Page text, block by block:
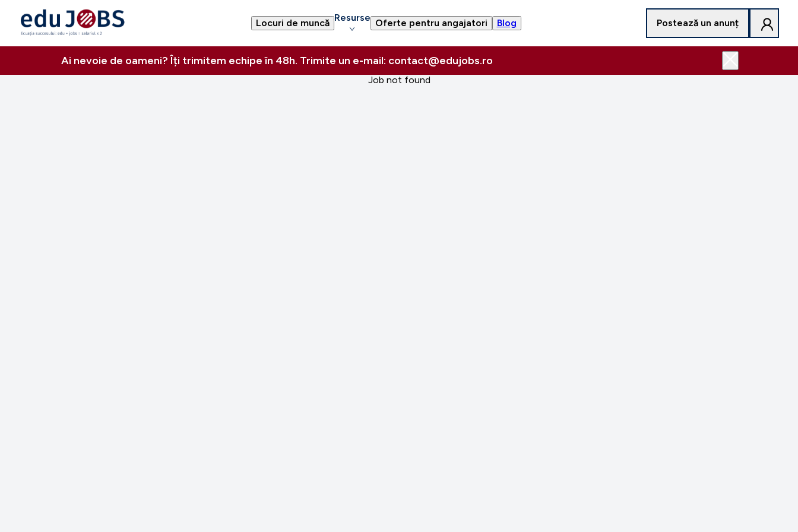
Locuri de muncă Resurse Oferte pentru angajatori Blog Postează un anunț
Ai nevoie de oameni? Îți trimitem echipe în 48h. Trimite un e-mail: contact@edujobs.ro
Job not found